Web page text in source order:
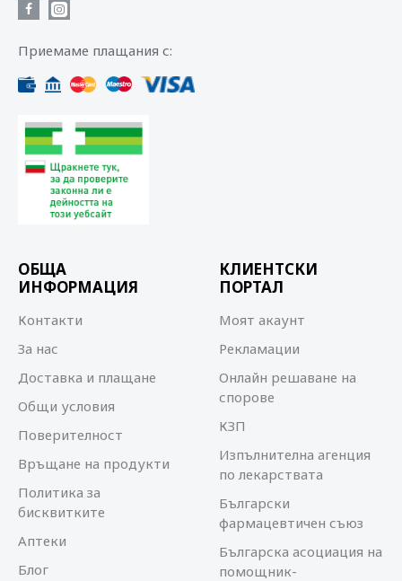
Приемаме плащания с:
ОБЩА
ИНФОРМАЦИЯ
Контакти
За нас
Доставка и плащане
Общи условия
Поверителност
Връщане на продукти
Политика за
бисквитките
Аптеки
Блог
КЛИЕНТСКИ
ПОРТАЛ
Моят акаунт
Рекламации
Онлайн решаване на
спорове
КЗП
Изпълнителна агенция
по лекарствата
Български
фармацевтичен съюз
Българска асоциация на
помощник-